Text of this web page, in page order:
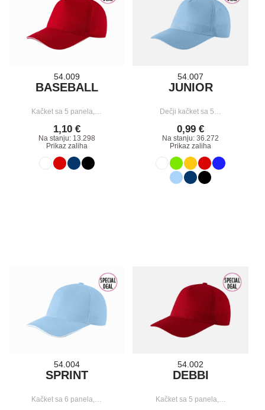
54.009
BASEBALL
Kačket sa 5 panela,…
1,10 €
Na stanju: 13.298
Prikaz zaliha
54.007
JUNIOR
Dečji kačket sa 5…
0,99 €
Na stanju: 36.272
Prikaz zaliha
54.004
SPRINT
Kačket sa 6 panela,…
54.002
DEBBI
Kačket sa 5 panela,…